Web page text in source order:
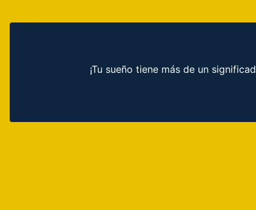
¡Tu sueño tiene más de un